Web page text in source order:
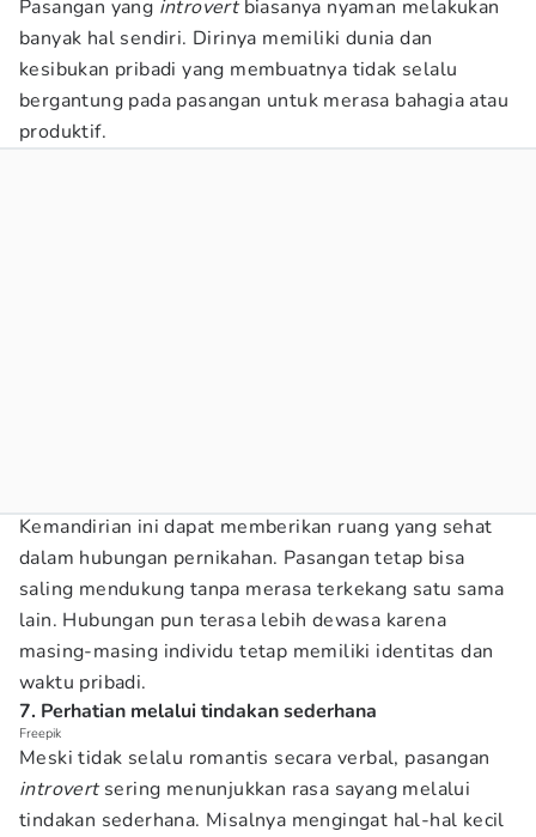
Pasangan yang introvertbiasanya nyaman melakukan
banyak hal sendiri. Dirinya memiliki dunia dan
kesibukan pribadi yang membuatnya tidak selalu
bergantung pada pasangan untuk merasa bahagia atau
produktif.
Kemandirian ini dapat memberikan ruang yang sehat
dalam hubungan pernikahan. Pasangan tetap bisa
saling mendukung tanpa merasa terkekang satu sama
lain. Hubungan pun terasa lebih dewasa karena
masing-masing individu tetap memiliki identitas dan
waktu pribadi.
7. Perhatian melalui tindakan sederhana
Freepik
Meski tidak selalu romantis secara verbal, pasangan
introvertsering menunjukkan rasa sayang melalui
tindakan sederhana. Misalnya mengingat hal-hal kecil